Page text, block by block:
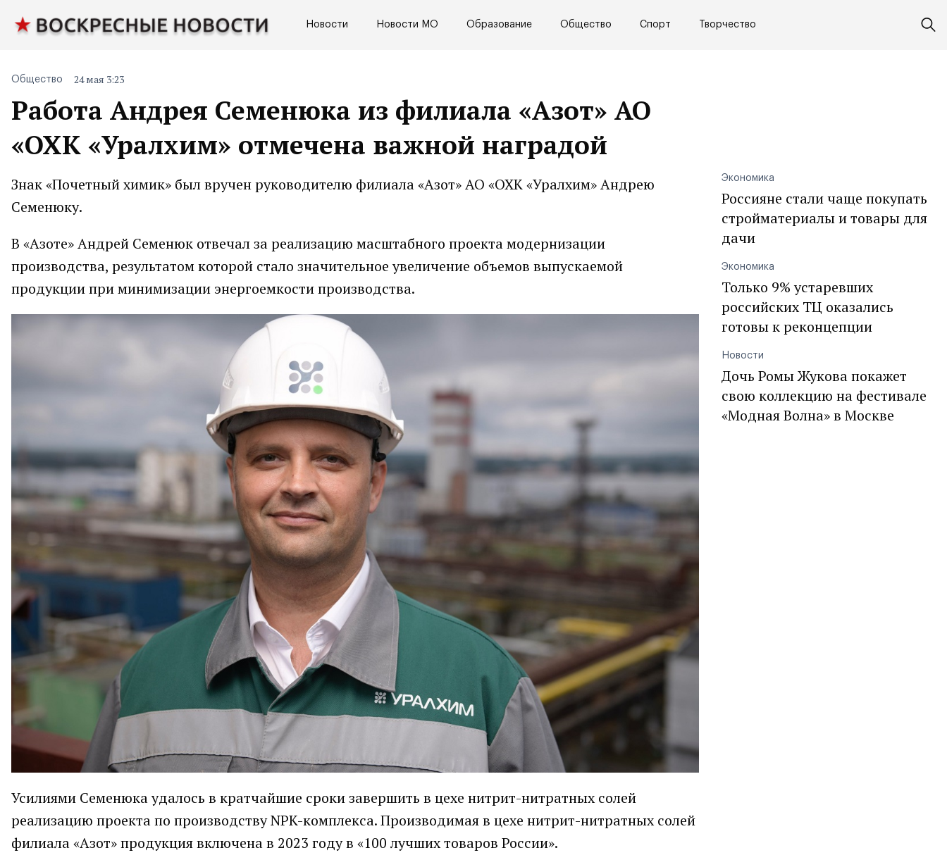
Новости Новости МО Образование Общество Спорт Творчество
Работа Андрея Семенюка из филиала «Азот» АО
«ОХК «Уралхим» отмечена важной наградой
Общество 24 мая 3:23
Знак «Почетный химик» был вручен руководителю филиала «Азот» АО «ОХК «Уралхим» Андрею
Семенюку.
В «Азоте» Андрей Семенюк отвечал за реализацию масштабного проекта модернизации
производства, результатом которой стало значительное увеличение объемов выпускаемой
продукции при минимизации энергоемкости производства.
Усилиями Семенюка удалось в кратчайшие сроки завершить в цехе нитрит-нитратных солей
реализацию проекта по производству NPK-комплекса. Производимая в цехе нитрит-нитратных солей
филиала «Азот» продукция включена в 2023 году в «100 лучших товаров России».
Экономика
Россияне стали чаще покупать
стройматериалы и товары для
дачи
Экономика
Только 9% устаревших
российских ТЦ оказались
готовы к реконцепции
Новости
Дочь Ромы Жукова покажет
свою коллекцию на фестивале
«Модная Волна» в Москве